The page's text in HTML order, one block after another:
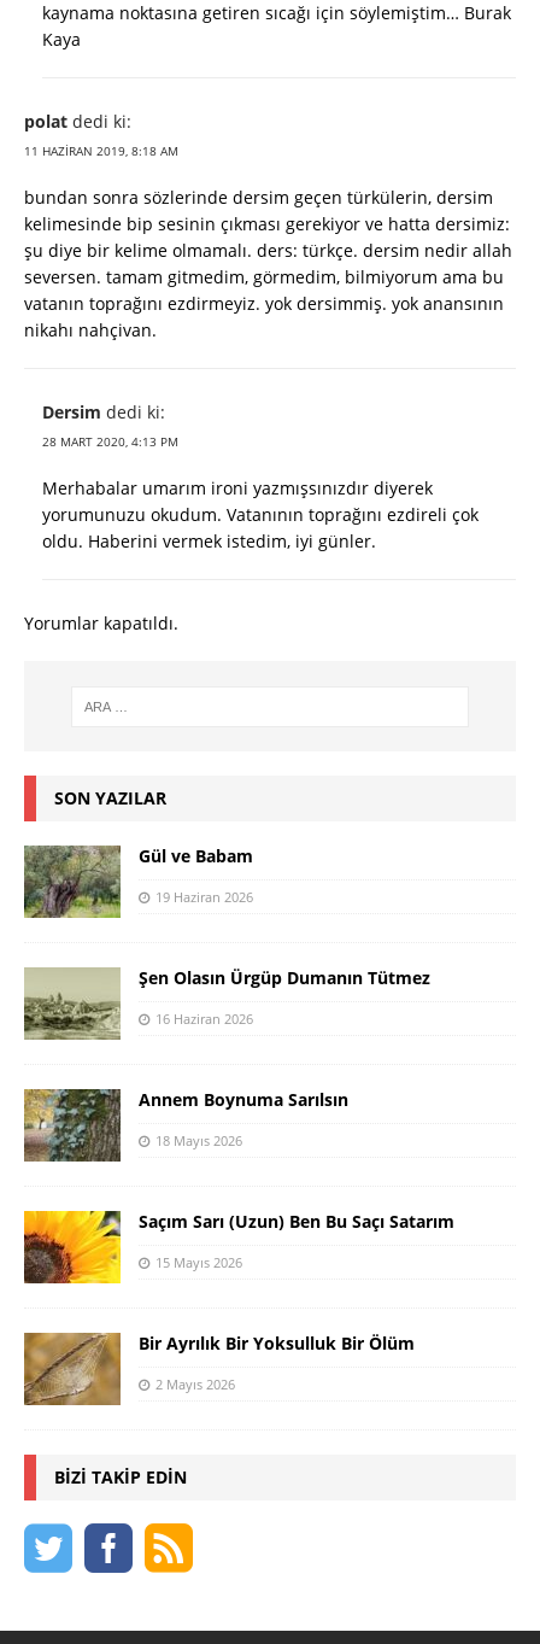
kaynama noktasına getiren sıcağı için söylemiştim… Burak
Kaya
polat dedi ki:
11 HAZIRAN 2019, 8:18 AM
bundan sonra sözlerinde dersim geçen türkülerin, dersim
kelimesinde bip sesinin çıkması gerekiyor ve hatta dersimiz:
şu diye bir kelime olmamalı. ders: türkçe. dersim nedir allah
seversen. tamam gitmedim, görmedim, bilmiyorum ama bu
vatanın toprağını ezdirmeyiz. yok dersimmiş. yok anansının
nikahı nahçivan.
Dersim dedi ki:
28 MART 2020, 4:13 PM
Merhabalar umarım ironi yazmışsınızdır diyerek
yorumunuzu okudum. Vatanının toprağını ezdireli çok
oldu. Haberini vermek istedim, iyi günler.
Yorumlar kapatıldı.
SON YAZILAR
Gül ve Babam
19 Haziran 2026
Şen Olasın Ürgüp Dumanın Tütmez
16 Haziran 2026
Annem Boynuma Sarılsın
18 Mayıs 2026
Saçım Sarı (Uzun) Ben Bu Saçı Satarım
15 Mayıs 2026
Bir Ayrılık Bir Yoksulluk Bir Ölüm
2 Mayıs 2026
BIZI TAKIP EDIN